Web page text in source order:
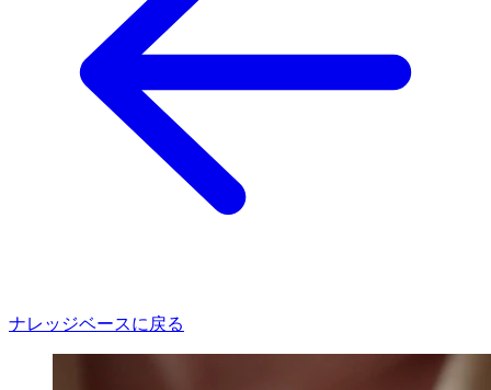
ナレッジベースに戻る